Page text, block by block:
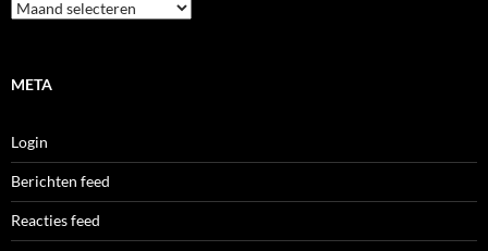
Archieven
META
Login
Berichten feed
Reacties feed